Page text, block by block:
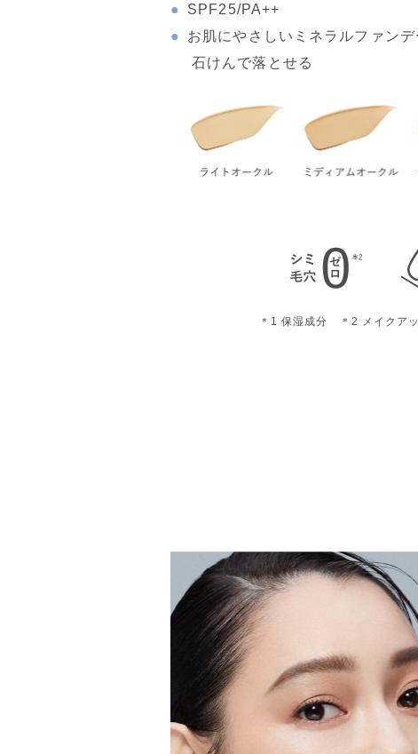
SPF25/PA++
お肌にやさしいミネラルファンデ
石けんで落とせる
＊1 保湿成分 ＊2 メイクア